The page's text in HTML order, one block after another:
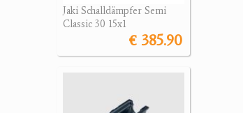
Jaki Schalldämpfer Semi
Classic 30 15x1
€ 385.90